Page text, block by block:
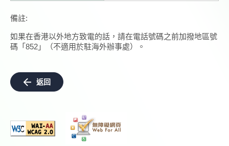
備註:
如果在香港以外地方致電的話，請在電話號碼之前加撥地區號
碼「852」（不適用於駐海外辦事處）。
返回